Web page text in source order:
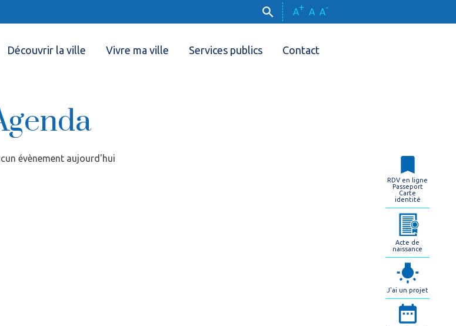
A+ A A-
Découvrir la ville Vivre ma ville Services publics Contact
évènement aujourd'hui
RDV en ligne
Passeport
Carte
identité
Acte de
naissance
J'ai un projet